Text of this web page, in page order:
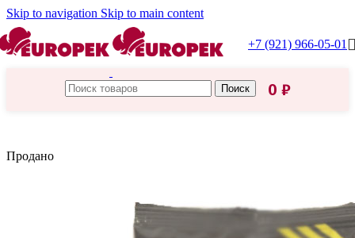
Skip to navigation Skip to main content
+7 (921) 966-05-01
Поиск 0 ₽
Продано